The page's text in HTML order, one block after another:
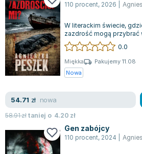
110 procent, 2026
W literackim świecie,
zazdrość mogą przybrać
nienawiść, pojawia się
0.0
Miękka
Pakujemy 11.08
Nowa
54.71 zł nowa
58.91złtaniej o 4.20 zł
Gen zabójcy
110 procent, 2024